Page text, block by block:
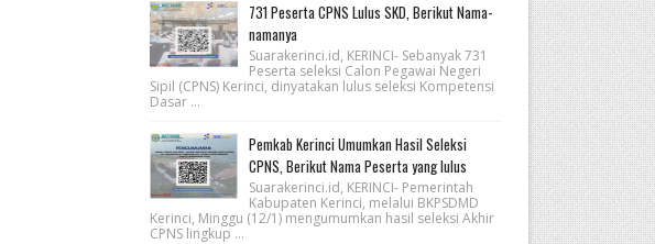
731 Peserta CPNS Lulus SKD, Berikut Nama-
namanya
Suarakerinci.id, KERINCI- Sebanyak 731
Peserta seleksi Calon Pegawai Negeri
Sipil (CPNS) Kerinci, dinyatakan lulus seleksi Kompetensi
Dasar ...
Pemkab Kerinci Umumkan Hasil Seleksi
CPNS, Berikut Nama Peserta yang lulus
Suarakerinci.id, KERINCI- Pemerintah
Kabupaten Kerinci, melalui BKPSDMD
Kerinci, Minggu (12/1) mengumumkan hasil seleksi Akhir
CPNS lingkup ...